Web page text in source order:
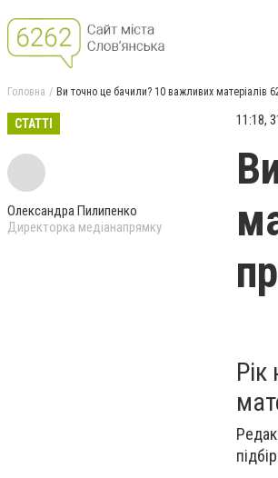
Головна Ви точно це бачили? 10 важливих матеріалів
СТАТТІ
Олександра Пилипенко
Директорка медіанапрямку
11:18,